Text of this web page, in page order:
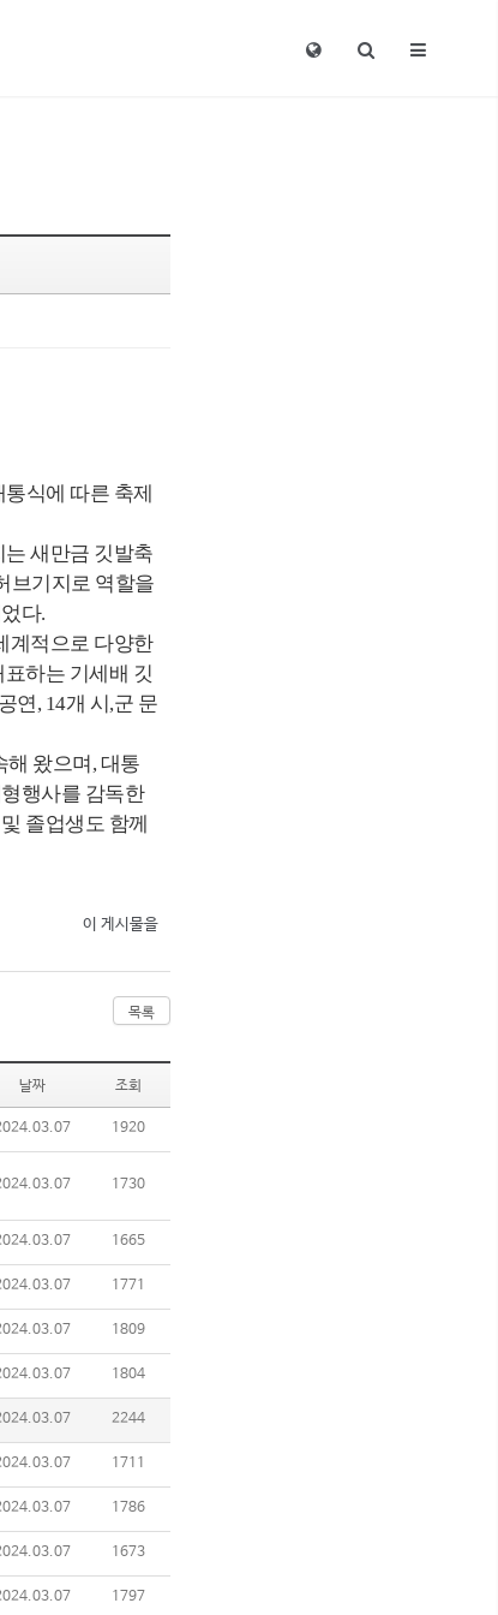
식에 따른 축제
는 새만금 깃발축
브기지로 역할을
다.
계적으로 다양한
하는 기세배 깃
연, 14개 시,군 문
왔으며, 대통
행사를 감독한
졸업생도 함께
이 게시물을
목록
날짜 조회
1920
1730
1665
1771
1809
1804
2244
1711
1786
1673
1797